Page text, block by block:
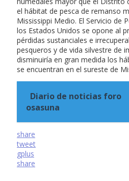
el hábitat de pesca de remanso
Mississippi Medio. El Servicio de
los Estados Unidos se opone al
pérdidas sustanciales e
pesqueros y de vida silvestre de
disminuiría en gran medida los
se encuentran en el sureste de
Diario de noticias foro
osasuna
share
tweet
gplus
share